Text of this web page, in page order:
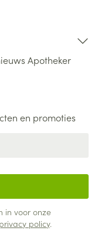
Apotheker
en promoties
in voor onze
privacy policy.